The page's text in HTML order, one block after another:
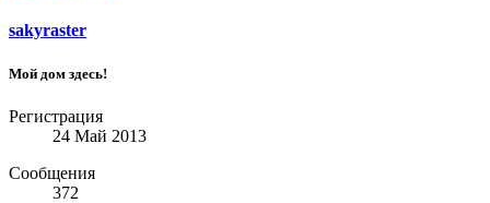
sakyraster
Мой дом здесь!
Регистрация
24 Май 2013
Сообщения
372